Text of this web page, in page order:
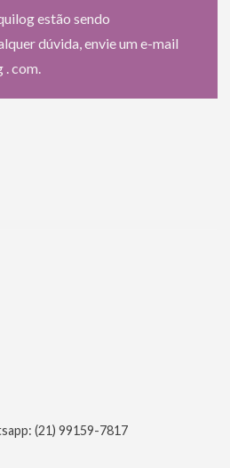
estão sendo
dúvida, envie um e-mail
com.
(21) 99159-7817